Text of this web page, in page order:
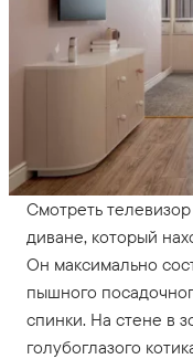
Смотреть
диване, который
Он максимально
пышного
спинки. На стене в
голубоглазого